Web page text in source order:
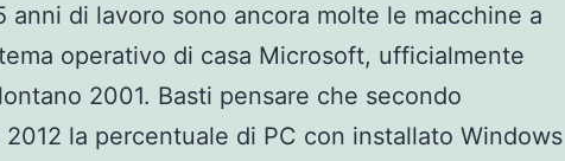
anni di lavoro sono ancora molte le macchine a
operativo di casa Microsoft, ufficialmente
2001. Basti pensare che secondo
2012 la percentuale di PC con installato Windows